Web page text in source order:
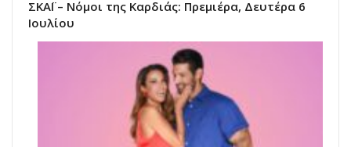
ΣΚΑΪ – Νόμοι της Καρδιάς: Πρεμιέρα, Δευτέρα 6
Ιουλίου